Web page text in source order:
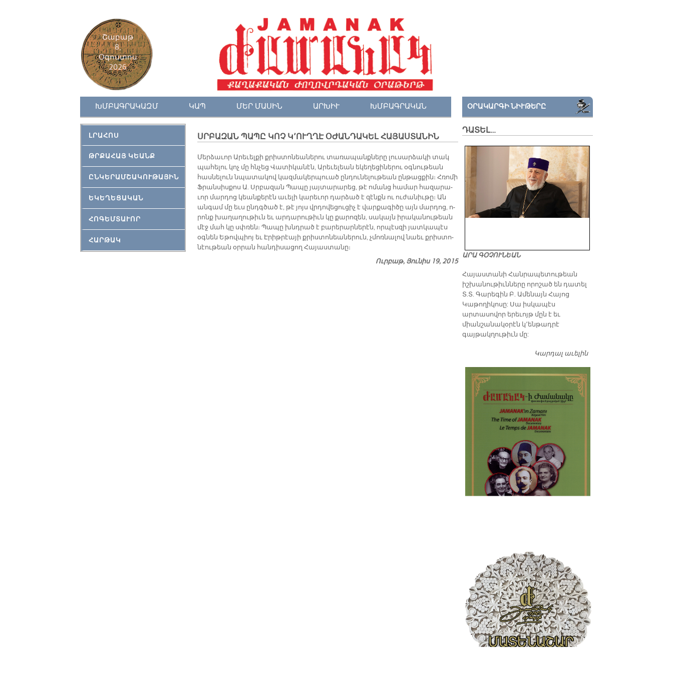
Շաբաթ
8,
Օգոստոս
2026
ԽՄԲԱԳՐԱԿԱԶՄ ԿԱՊ ՄԵՐ ՄԱՍԻՆ ԱՐԽԻՒ ԽՄԲԱԳՐԱԿԱՆ
ԼՐԱՀՈՍ
ԹՐՔԱՀԱՅ ԿԵԱՆՔ
ԸՆԿԵՐԱՄՇԱԿՈՒԹԱՅԻՆ
ԵԿԵՂԵՑԱԿԱՆ
ՀՈԳԵՄՏԱՒՈՐ
ՀԱՐԹԱԿ
ՍՐԲԱԶԱՆ ՊԱՊԸ ԿՈՉ Կ՚ՈՒՂՂԷ ՕԺԱՆԴԱԿԵԼ ՀԱՅԱՍՏԱՆԻՆ
Մեր­ձա­ւոր Ա­րե­ւել­քի քրիս­տո­նեա­նե­րու տա­ռա­պանք­նե­րը լու­սար­ձա­կի տակ
պա­հե­լու կոչ մը հնչեց Վա­տի­կա­նէն, Ա­րե­ւե­լեան ե­կե­ղե­ցի­նե­րու օգ­նու­թեան
հաս­նե­լուն նպա­տա­կով կազ­մա­կեր­պուած ըն­դու­նե­լու­թեան ըն­թաց­քին։ Հռո­մի
Ֆրան­սիս­քոս Ա. Սրբա­զան Պա­պը յայ­տա­րա­րեց, թէ ո­մանց հա­մար հա­զա­րա­
ւոր մար­դոց կեան­քե­րէն ա­ւե­լի կա­րե­ւոր դար­ձած է զէնքն ու ու­ժա­նիւ­թը։ Ան
ան­գամ մը եւս ընդգ­ծած է, թէ յոյս վրդո­վե­ցու­ցիչ է վար­քա­գի­ծը այն մար­դոց, ո­
րոնք խա­ղա­ղու­թիւն եւ ար­դա­րու­թիւն կը քա­րո­զեն, սա­կայն ի­րա­կա­նու­թեան
մէջ մահ կը սփռեն։ Պա­պը խնդրած է բա­րե­րար­նե­րէն, որ­պէս­զի յատ­կա­պէս
օգ­նեն Ե­թով­պիոյ եւ Է­րիթ­րէա­յի քրիս­տո­նեա­նե­րուն, չմոռ­նա­լով նաեւ քրիս­տո­
նէու­թեան օր­րան հան­դի­սա­ցող Հա­յաս­տա­նը։
Ուրբաթ, Յունիս 19, 2015
ՕՐԱԿԱՐԳԻ ՆԻՒԹԵՐԸ
ԴԱՏԵԼ…
ԱՐԱ ԳՕՉՈՒՆԵԱՆ
​Հայաստանի Հանրապետութեան
իշխանութիւնները որոշած են դատել
Տ.Տ. Գարեգին Բ. Ամենայն Հայոց
Կաթողիկոսը: Սա իսկապէս
արտասովոր երեւոյթ մըն է եւ
միանշանակօրէն կ՚ենթադրէ
գայթակղութիւն մը:
Կարդալ աւելինԴատել…